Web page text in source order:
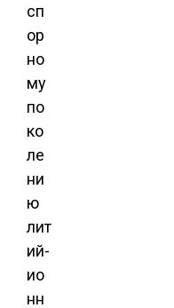
сп
ор
но
му
по
ко
ле
ни
ю
лит
ий-
ио
нн